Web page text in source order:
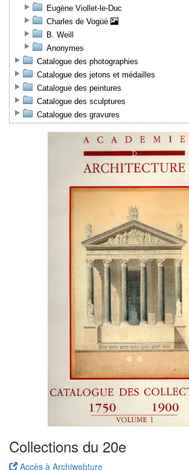
Eugène Viollet-le-Duc
Charles de Vogüé
B. Weill
Anonymes
Catalogue des photographies
Catalogue des jetons et médailles
Catalogue des peintures
Catalogue des sculptures
Catalogue des gravures
Collections du 20e
Accès à Archiwebture